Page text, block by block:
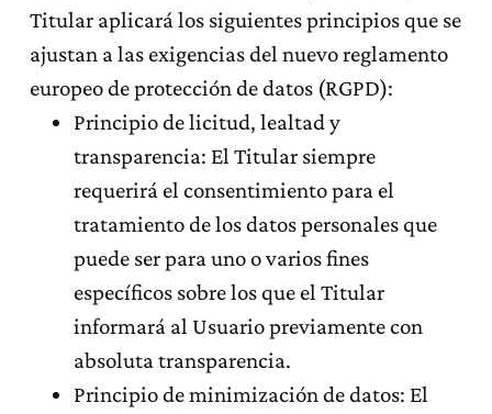
Titular aplicará los siguientes principios que se
ajustan a las exigencias del nuevo reglamento
europeo de protección de datos (RGPD):
Principio de licitud, lealtad y
transparencia: El Titular siempre
requerirá el consentimiento para el
tratamiento de los datos personales que
puede ser para uno o varios fines
específicos sobre los que el Titular
informará al Usuario previamente con
absoluta transparencia.
Principio de minimización de datos: El